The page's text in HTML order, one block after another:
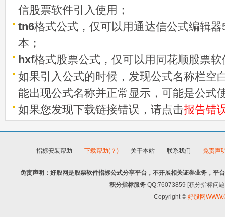
信股票软件引入使用；
tn6格式公式，仅可以用通达信公式编辑
本；
hxf格式股票公式，仅可以用同花顺股票
如果引入公式的时候，发现公式名称栏空
能出现公式名称并正常显示，可能是公式
如果您发现下载链接错误，请点击报告错
指标安装帮助 - 下载帮助(？) - 关于本站 - 联系我们 - 免责声
免责声明：好股网是股票软件指标公式分享平台，不开展相关证券业务，平
积分指标服务 QQ:76073859 [积分指标问
Copyright © 好股网